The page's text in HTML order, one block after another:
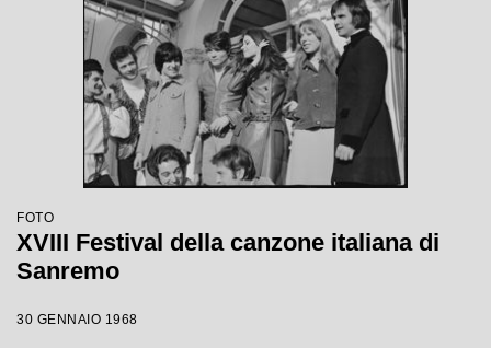
FOTO
XVIII Festival della canzone italiana di
Sanremo
30 GENNAIO 1968